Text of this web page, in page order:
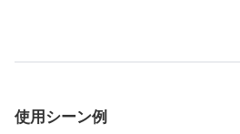
使用シーン例